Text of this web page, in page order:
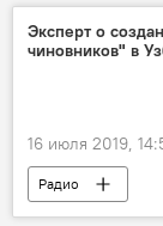
Эксперт о
чиновников" в
16 июля 2019,
Радио